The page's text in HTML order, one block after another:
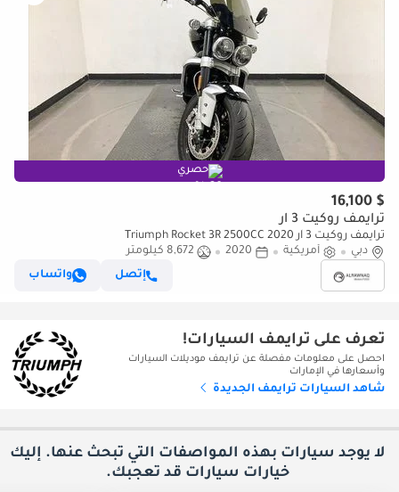
حصري
$ 16,100
ترايمف روكيت 3 آر
ترايمف روكيت 3 آر 2020 Triumph Rocket 3R 2500CC
دبي
أمريكية 2020
8,672 كيلومتر
إتصل
واتساب
تعرف على ترايمف السيارات!
احصل على معلومات مفصلة عن ترايمف موديلات السيارات
وأسعارها في الإمارات
شاهد السيارات ترايمف الجديدة
لا يوجد سيارات بهذه المواصفات التي تبحث عنها. إليك
خيارات سيارات قد تعجبك.